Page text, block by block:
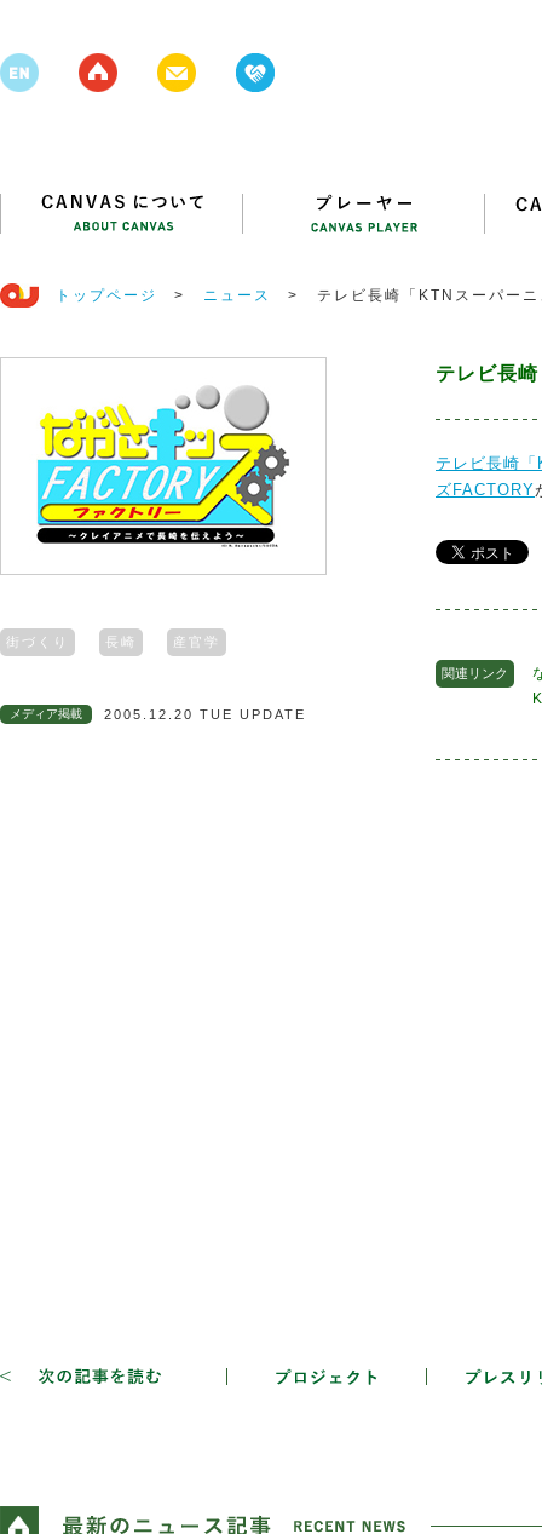
トップページ > ニュース > テレビ長崎「KTNスーパー
街づくり 長崎 産官学
メディア掲載 2005.12.20 TUE UPDATE
テレビ長
テレビ長崎
ズFACTORY
関連リンク